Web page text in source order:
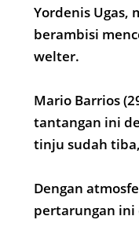
Yordenis Ugas,
berambisi
welter.
Mario Barrios
tantangan ini
tinju sudah
Dengan
pertarungan